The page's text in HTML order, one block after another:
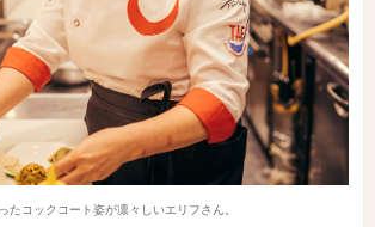
たコックコート姿が凛々しいエリフさん。